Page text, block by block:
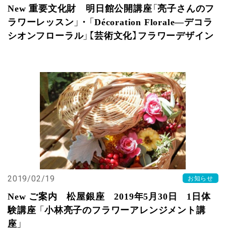
New 重要文化財 明日館公開講座「亮子さんのフ
ラワーレッスン」・「Décoration Florale―デコラ
シオンフローラル」【芸術文化】フラワーデザイン
2019/02/19 お知らせ
New ご案内 松屋銀座 2019年5月30日 1日体
験講座 「小林亮子のフラワーアレンジメント講
座」